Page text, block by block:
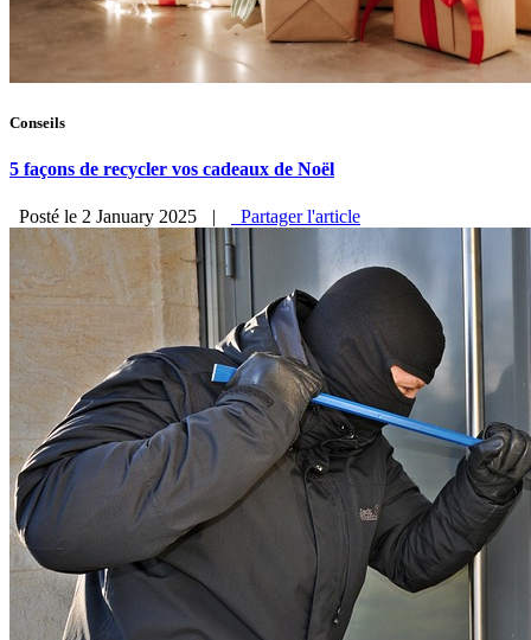
Conseils
5 façons de recycler vos cadeaux de Noël
Posté le 2 January 2025 | Partager l'article